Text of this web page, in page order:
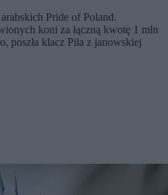
Pride of Poland.
koni za łączną kwotę 1 mln
poszła klacz Pila z janowskiej